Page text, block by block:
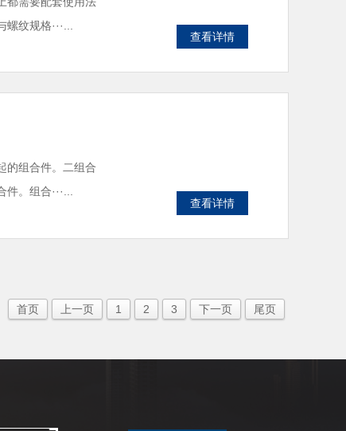
纹规格···...
查看详情
的组合件。二组合
。组合···...
查看详情
首页 上一页 1 2 3 下一页 尾页